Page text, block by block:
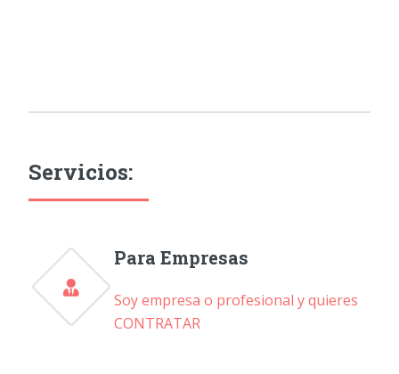
Servicios:
Para Empresas
Soy empresa o profesional y quieres
CONTRATAR